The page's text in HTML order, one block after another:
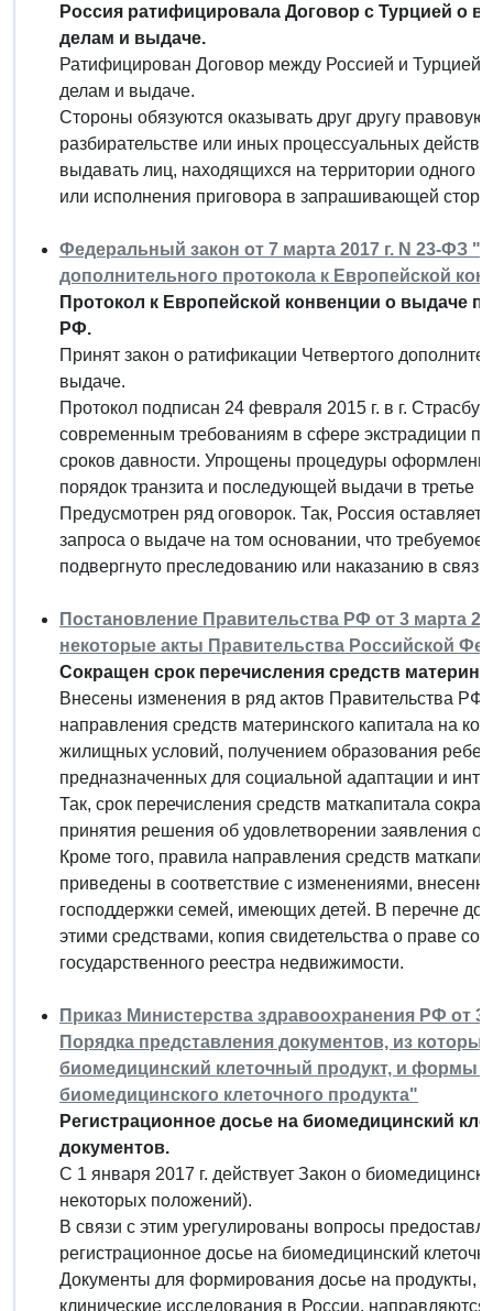
Россия ратифицировала Договор с Турцией о
делам и выдаче.
Ратифицирован Договор между Россией и
делам и выдаче.
Стороны обязуются оказывать друг другу
разбирательстве или иных процессуальных
выдавать лиц, находящихся на территории одного
или исполнения приговора в запрашивающей
Федеральный закон от 7 марта 2017 г. N 23-ФЗ
дополнительного протокола к Европейской
Протокол к Европейской конвенции о выдаче
РФ.
Принят закон о ратификации Четвертого
выдаче.
Протокол подписан 24 февраля 2015 г. в г.
современным требованиям в сфере экстрадиции
сроков давности. Упрощены процедуры
порядок транзита и последующей выдачи в третье
Предусмотрен ряд оговорок. Так, Россия оставляет
запроса о выдаче на том основании, что требуемое
подвергнуто преследованию или наказанию в
Постановление Правительства РФ от 3 марта
некоторые акты Правительства Российской
Сокращен срок перечисления средств
Внесены изменения в ряд актов Правительства
направления средств материнского капитала на
жилищных условий, получением образования
предназначенных для социальной адаптации и
Так, срок перечисления средств маткапитала
принятия решения об удовлетворении заявления о
Кроме того, правила направления средств
приведены в соответствие с изменениями,
господдержки семей, имеющих детей. В перечне
этими средствами, копия свидетельства о праве
государственного реестра недвижимости.
Приказ Министерства здравоохранения РФ от
Порядка представления документов, из
биомедицинский клеточный продукт, и формы
биомедицинского клеточного продукта"
Регистрационное досье на биомедицинский
документов.
С 1 января 2017 г. действует Закон о
некоторых положений).
В связи с этим урегулированы вопросы
регистрационное досье на биомедицинский
Документы для формирования досье на продукты,
клинические исследования в России, направляются